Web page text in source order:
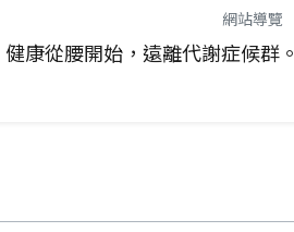
網站導覽
健康從腰開始，遠離代謝症候群。